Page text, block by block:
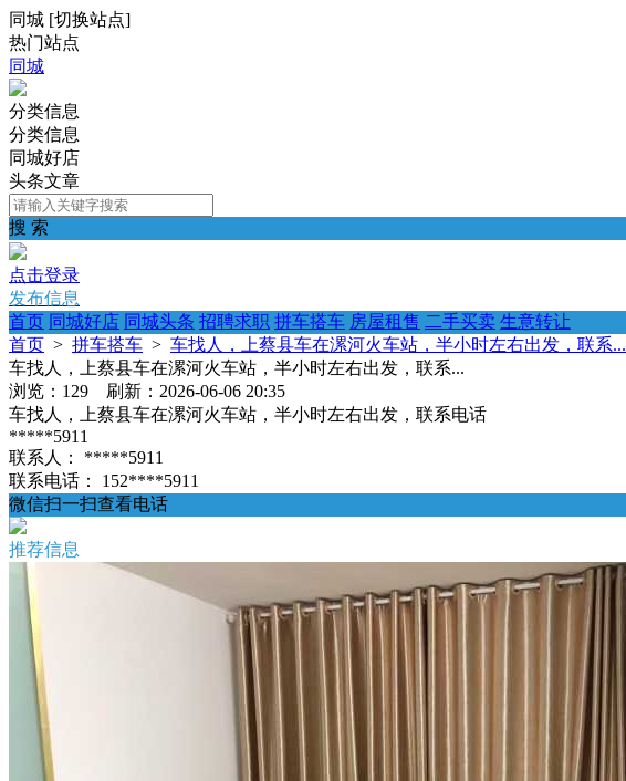
同城 [切换站点]
热门站点
同城
分类信息
分类信息
同城好店
头条文章
搜 索
点击登录
发布信息
首页 同城好店 同城头条 招聘求职 拼车搭车 房屋租售 二手买卖 生意转让
首页 > 拼车搭车 > 车找人，上蔡县车在漯河火车站，半小时左右出发，联系...
车找人，上蔡县车在漯河火车站，半小时左右出发，联系...
浏览：129 刷新：2026-06-06 20:35
车找人，上蔡县车在漯河火车站，半小时左右出发，联系电话
*****5911
联系人：
*****5911
联系电话：
152****5911
微信扫一扫查看电话
推荐信息